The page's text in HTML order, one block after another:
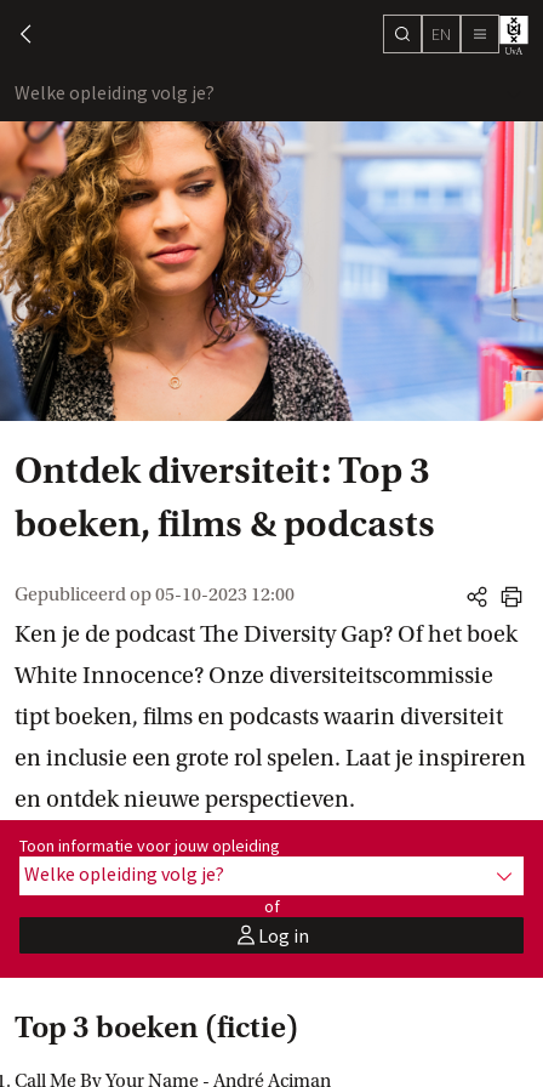
chevron-left search
EN menu
Welke opleiding volg je?
Ontdek diversiteit: Top 3
boeken, films & podcasts
Gepubliceerd op05-10-2023 12:00
share
print
Ken je de podcast The Diversity Gap? Of het boek
White Innocence? Onze diversiteitscommissie
tipt boeken, films en podcasts waarin diversiteit
en inclusie een grote rol spelen. Laat je inspireren
en ontdek nieuwe perspectieven.
Toon informatie voor opleiding:
Toon informatie voor jouw opleiding
Welke opleiding volg je? toon
of
userLog in
Top 3 boeken (fictie)
Call Me By Your Name - André Aciman